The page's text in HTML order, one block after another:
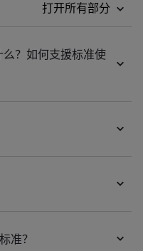
打开所有部分
？如何支援标准使
准？